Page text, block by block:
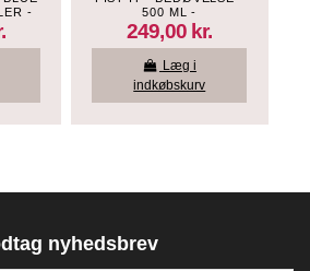
-
500 ML -
"VANDBASERET"
249,00 kr.
Læg i
indkøbskurv
nyhedsbrev